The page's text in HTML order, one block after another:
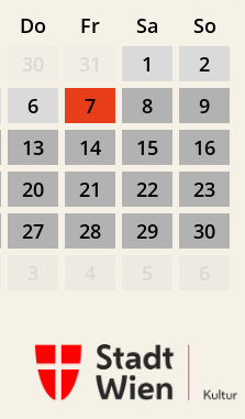
Do Fr Sa
So
1
2
6 7 8
9
13 14 15
16
20 21 22
23
27 28 29
30